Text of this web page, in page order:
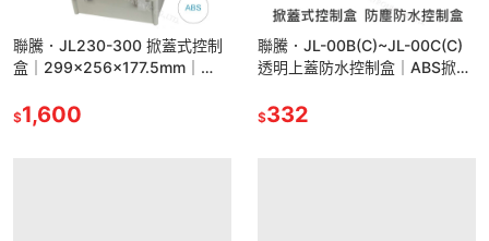
聯騰．JL230-300 掀蓋式控制
盒｜299×256×177.5mm｜
灣製造
$1,600
聯騰．JL-00B(C)~JL-00C(C)
透明上蓋防水控制盒｜ABS掀蓋
計｜台灣製造
$332